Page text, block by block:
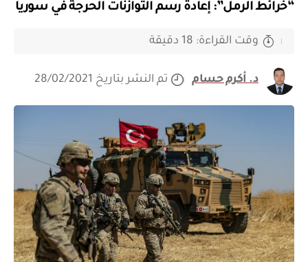
“خرائط الرمل”: إعادة رسم التوازنات الحرجة في سوريا
د. أكرم حسام تم النشر بتاريخ 28/02/2021
وقت القراءة: 18 دقيقة